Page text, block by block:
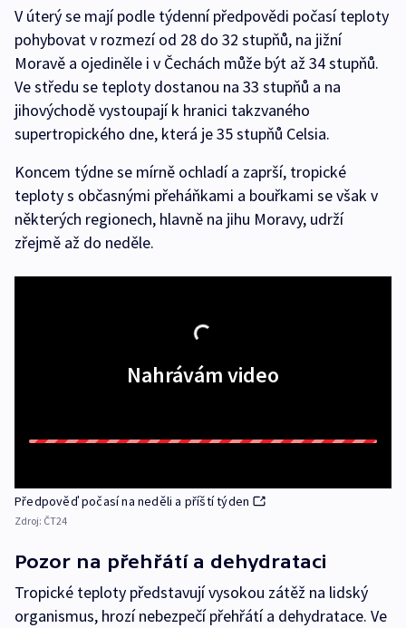
V úterý se mají podle týdenní předpovědi počasí teploty
pohybovat v rozmezí od 28 do 32 stupňů, na jižní
Moravě a ojediněle i v Čechách může být až 34 stupňů.
Ve středu se teploty dostanou na 33 stupňů a na
jihovýchodě vystoupají k hranici takzvaného
supertropického dne, která je 35 stupňů Celsia.
Koncem týdne se mírně ochladí a zaprší, tropické
teploty s občasnými přeháňkami a bouřkami se však v
některých regionech, hlavně na jihu Moravy, udrží
zřejmě až do neděle.
Nahrávám video
Předpověď počasí na neděli a příští týden
Zdroj: ČT24
Pozor na přehřátí a dehydrataci
Tropické teploty představují vysokou zátěž na lidský
organismus, hrozí nebezpečí přehřátí a dehydratace. Ve